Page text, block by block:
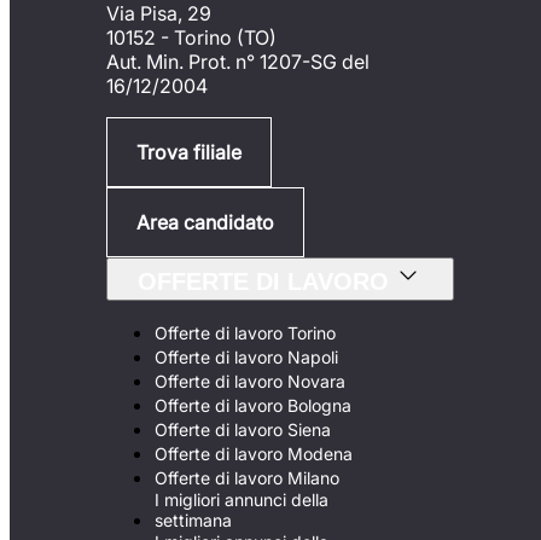
Via Pisa, 29
10152 - Torino (TO)
Aut. Min. Prot. n° 1207-SG del
16/12/2004
Trova filiale
Area candidato
Offerte di lavoro Torino
Offerte di lavoro Napoli
Offerte di lavoro Novara
Offerte di lavoro Bologna
Offerte di lavoro Siena
Offerte di lavoro Modena
Offerte di lavoro Milano
I migliori annunci della
settimana